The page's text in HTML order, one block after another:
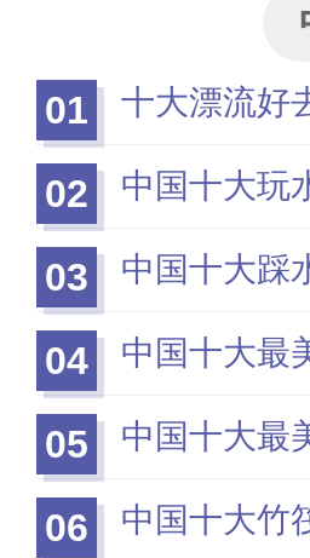
01
十大漂流好
02 中国十大玩
03 中国十大踩
04 中国十大最
05 中国十大最
06 中国十大竹